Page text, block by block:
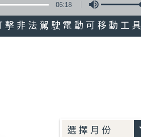
06:18
非法駕駛電動可移動工具